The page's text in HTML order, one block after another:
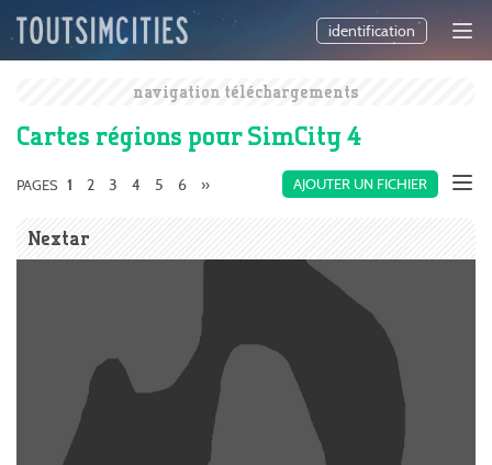
identification
navigation téléchargements
Cartes régions pour SimCity 4
AJOUTER UN FICHIER
PAGES 1 2 3 4 5 6 »
Nextar